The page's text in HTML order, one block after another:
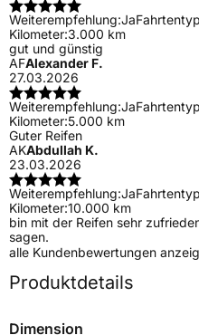
Weiterempfehlung:Ja
Kilometer:3.000 km
gut und günstig
AFAlexander F.
27.03.2026
Weiterempfehlung:Ja
Kilometer:5.000 km
Guter Reifen
AKAbdullah K.
23.03.2026
Weiterempfehlung:Ja
Kilometer:10.000 km
bin mit der Reifen sehr
sagen.
alle Kundenbewertungen
Produktdetails
Dimension